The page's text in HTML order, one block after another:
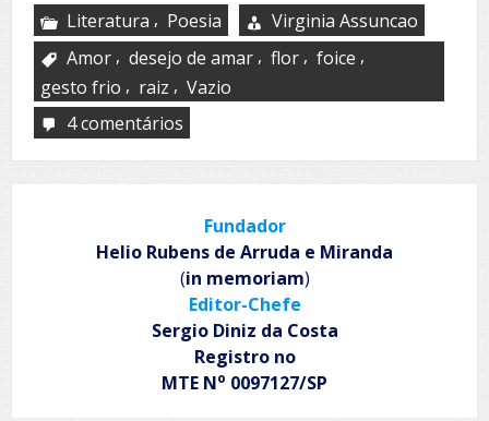
Literatura , Poesia
Virginia Assuncao
Amor , desejo de amar , flor , foice ,
gesto frio , raiz , Vazio
4 comentários
se
Fundador
Helio Rubens de Arruda e Miranda
(in memoriam)
Editor-Chefe
Sergio Diniz da Costa
Registro no
MTE No 0097127/SP